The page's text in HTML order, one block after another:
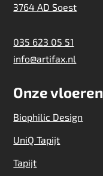
3764 AD Soest
035 623 05 51
info@artifax.nl
Onze vloeren
Biophilic Design
UniQ Tapijt
Tapijt